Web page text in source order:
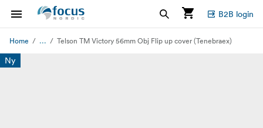
B2B login
Home ... Telson TM Victory 56mm Obj Flip up cover (Tenebraex)
Ny